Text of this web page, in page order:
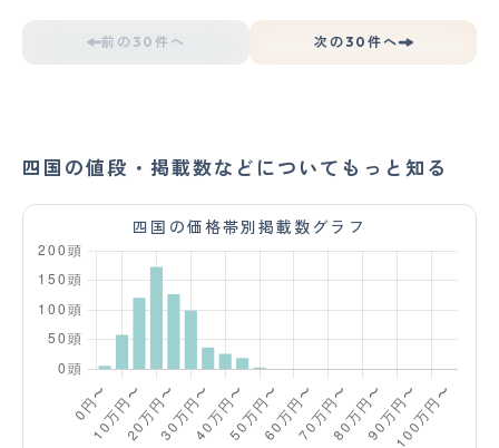
前の30件へ 次の30件へ
四国の値段・掲載数などについてもっと知る
四国の価格帯別掲載数グラフ